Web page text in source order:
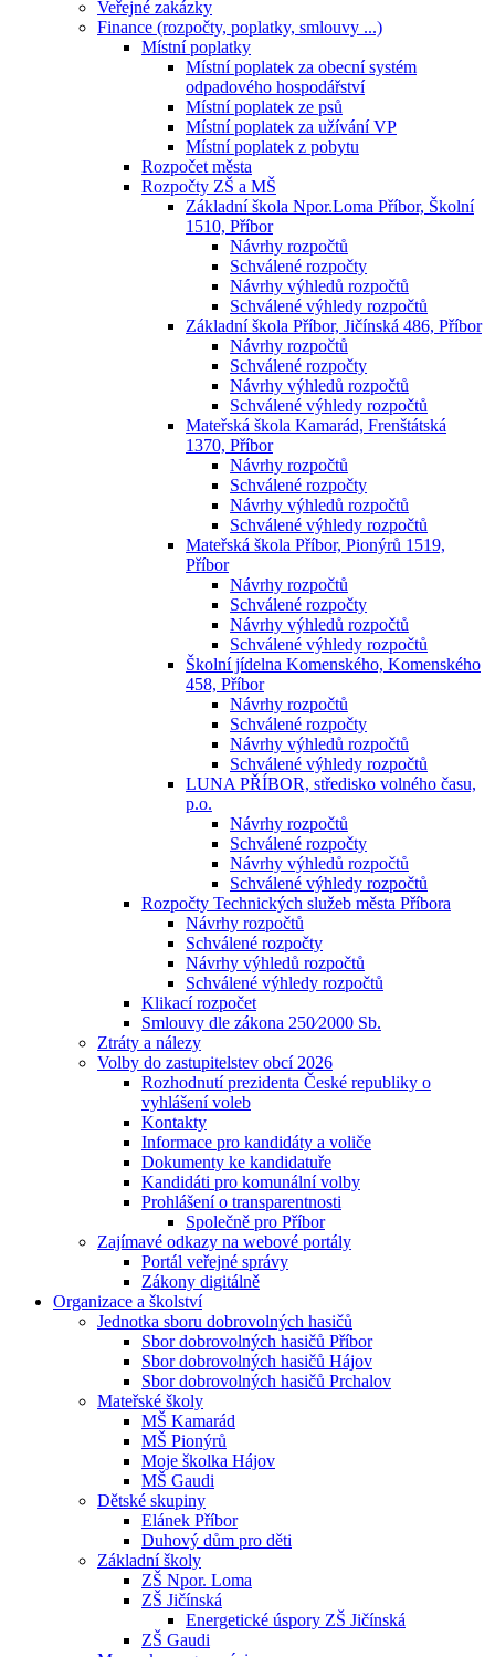
Veřejné zakázky
Finance (rozpočty, poplatky, smlouvy ...)
Místní poplatky
Místní poplatek za obecní systém
odpadového hospodářství
Místní poplatek ze psů
Místní poplatek za užívání VP
Místní poplatek z pobytu
Rozpočet města
Rozpočty ZŠ a MŠ
Základní škola Npor.Loma Příbor, Školní
1510, Příbor
Návrhy rozpočtů
Schválené rozpočty
Návrhy výhledů rozpočtů
Schválené výhledy rozpočtů
Základní škola Příbor, Jičínská 486, Příbor
Návrhy rozpočtů
Schválené rozpočty
Návrhy výhledů rozpočtů
Schválené výhledy rozpočtů
Mateřská škola Kamarád, Frenštátská
1370, Příbor
Návrhy rozpočtů
Schválené rozpočty
Návrhy výhledů rozpočtů
Schválené výhledy rozpočtů
Mateřská škola Příbor, Pionýrů 1519,
Příbor
Návrhy rozpočtů
Schválené rozpočty
Návrhy výhledů rozpočtů
Schválené výhledy rozpočtů
Školní jídelna Komenského, Komenského
458, Příbor
Návrhy rozpočtů
Schválené rozpočty
Návrhy výhledů rozpočtů
Schválené výhledy rozpočtů
LUNA PŘÍBOR, středisko volného času,
p.o.
Návrhy rozpočtů
Schválené rozpočty
Návrhy výhledů rozpočtů
Schválené výhledy rozpočtů
Rozpočty Technických služeb města Příbora
Návrhy rozpočtů
Schválené rozpočty
Návrhy výhledů rozpočtů
Schválené výhledy rozpočtů
Klikací rozpočet
Smlouvy dle zákona 250⁄2000 Sb.
Ztráty a nálezy
Volby do zastupitelstev obcí 2026
Rozhodnutí prezidenta České republiky o
vyhlášení voleb
Kontakty
Informace pro kandidáty a voliče
Dokumenty ke kandidatuře
Kandidáti pro komunální volby
Prohlášení o transparentnosti
Společně pro Příbor
Zajímavé odkazy na webové portály
Portál veřejné správy
Zákony digitálně
Organizace a školství
Jednotka sboru dobrovolných hasičů
Sbor dobrovolných hasičů Příbor
Sbor dobrovolných hasičů Hájov
Sbor dobrovolných hasičů Prchalov
Mateřské školy
MŠ Kamarád
MŠ Pionýrů
Moje školka Hájov
MŠ Gaudi
Dětské skupiny
Elánek Příbor
Duhový dům pro děti
Základní školy
ZŠ Npor. Loma
ZŠ Jičínská
Energetické úspory ZŠ Jičínská
ZŠ Gaudi